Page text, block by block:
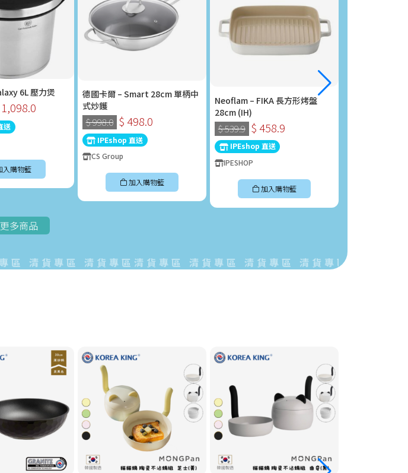
爾 – Galaxy 6L 壓力煲
送
入購物籃
德國卡爾 – Smart 28cm 單柄中
式炒鑊
$ 998.0 $ 498.0
IPEshop 直送
CS Group
加入購物籃
Neoflam – FIKA 長方形烤盤
28cm (IH)
$ 539.9 $ 458.9
IPEshop 直送
IPESHOP
加入購物籃
多商品
專區 清貨專區清貨專區 清貨專區 清貨專區 清貨專區 清貨專區